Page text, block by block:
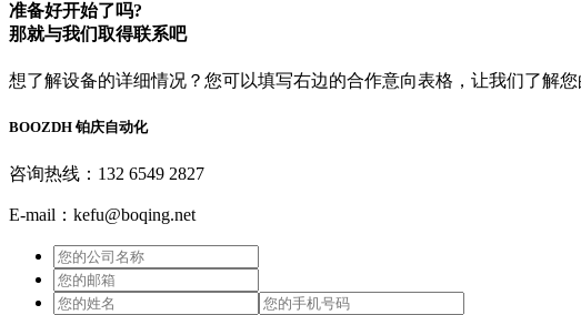
准备好开始了吗?
那就与我们取得联系吧
想了解设备的详细情况？您可以填写右边的合作意向表格，让我们了解
BOOZDH 铂庆自动化
咨询热线：132 6549 2827
E-mail：kefu@boqing.net